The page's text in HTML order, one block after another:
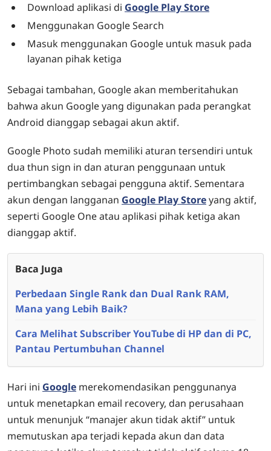
Download aplikasi di Google Play Store
Menggunakan Google Search
Masuk menggunakan Google untuk masuk pada
layanan pihak ketiga
Sebagai tambahan, Google akan memberitahukan
bahwa akun Google yang digunakan pada perangkat
Android dianggap sebagai akun aktif.
Google Photo sudah memiliki aturan tersendiri untuk
dua thun sign in dan aturan penggunaan untuk
pertimbangkan sebagai pengguna aktif. Sementara
akun dengan langganan Google Play Storeyang aktif,
seperti Google One atau aplikasi pihak ketiga akan
dianggap aktif.
Baca Juga
Perbedaan Single Rank dan Dual Rank RAM,
Mana yang Lebih Baik?
Cara Melihat Subscriber YouTube di HP dan di PC,
Pantau Pertumbuhan Channel
Hari ini Google merekomendasikan penggunanya
untuk menetapkan email recovery, dan perusahaan
untuk menunjuk “manajer akun tidak aktif” untuk
memutuskan apa terjadi kepada akun dan data